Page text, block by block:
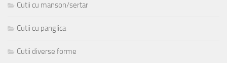
Cutii cu manson/sertar
Cutii cu panglica
Cutii diverse forme